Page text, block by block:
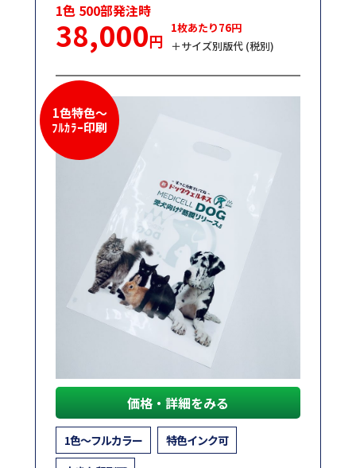
1色 500部発注時
38,000円
1枚あたり76円
＋サイズ別版代 (税別)
1色特色～
ﾌﾙｶﾗｰ印刷
価格・詳細をみる
1色～フルカラー
特色インク可